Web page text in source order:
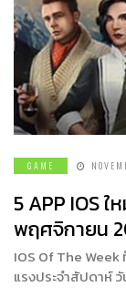
GAME
5 APP IOS ใ
พฤศจิกายน
IOS Of The
แรงประจำสัปดาห์